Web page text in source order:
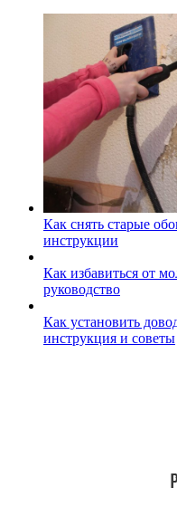
Как снять старые
инструкции
Как избавиться от
руководство
Как установить
инструкция и советы